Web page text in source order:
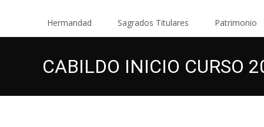
Hermandad Sagrados Titulares Patrimonio
CABILDO INICIO CURSO